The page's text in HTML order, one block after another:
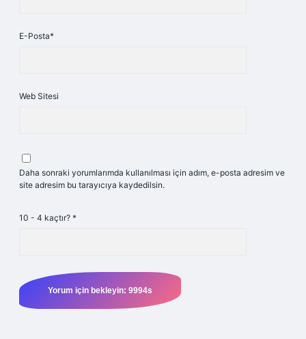
E-Posta*
Web Sitesi
Daha sonraki yorumlarımda kullanılması için adım, e-posta adresim ve
site adresim bu tarayıcıya kaydedilsin.
10 - 4 kaçtır? *